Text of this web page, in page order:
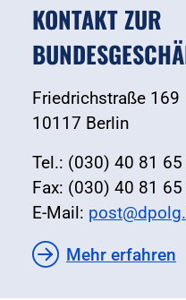
KONTAKT ZUR
Friedrichstraße 169
10117 Berlin
Tel.: (030) 40 81 65
Fax: (030) 40 81 65
E-Mail:
Mehr erfahren